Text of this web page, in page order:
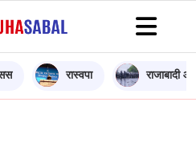
रास्वपा राजाबादी